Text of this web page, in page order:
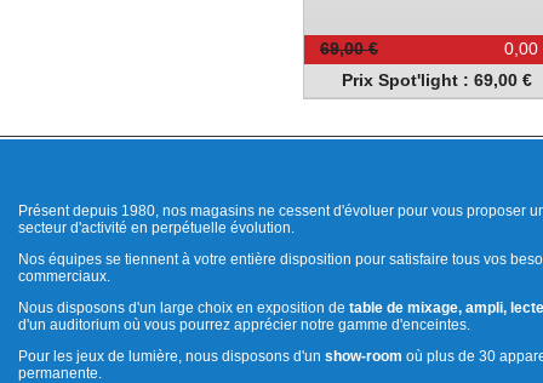
0,00
69,00 €
Prix Spot'light : 69,00 €
Présent depuis 1980, nos magasins ne cessent d'évoluer pour vous proposer
secteur d'activité en perpétuelle évolution.
Nos équipes se tiennent à votre entière disposition pour satisfaire tous vos
commerciaux.
Nous disposons d'un large choix en exposition de table de mixage, ampli,
d'un auditorium où vous pourrez apprécier notre gamme d'enceintes.
Pour les jeux de lumière, nous disposons d'un show-room où plus de 30
permanente.